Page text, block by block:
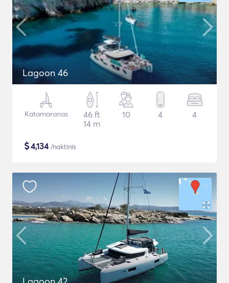
Lagoon 46
Katamaranas
46 ft
14 m
10 4 4
$4,134/naktinis